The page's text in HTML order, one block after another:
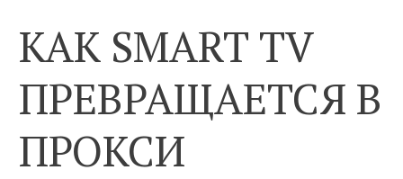
КАК SMART TV
ПРЕВРАЩАЕТСЯ В
ПРОКСИ